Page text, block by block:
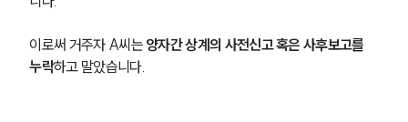
공지사항
이로써 거주자 A씨는 양자간 상계의 사전신고 혹은 사후보고를
누락하고 말았습니다.